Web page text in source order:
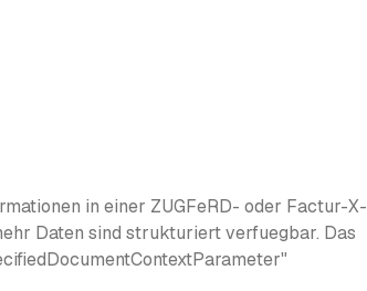
in einer ZUGFeRD- oder Factur-X-
Daten sind strukturiert verfuegbar. Das